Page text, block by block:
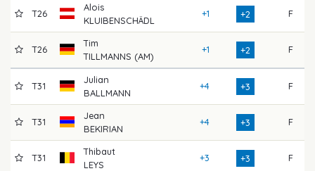
T26
Alois
KLUIBENSCHÄDL
+1 +2 F
T26
Tim
TILLMANNS (AM)
+1 +2 F
T31
Julian
BALLMANN
+4 +3 F
T31
Jean
BEKIRIAN
+4 +3 F
T31
Thibaut
LEYS
+3 +3 F